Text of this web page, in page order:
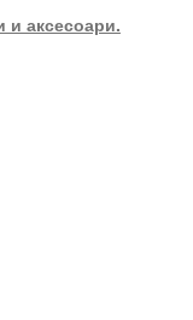
аксесоари.